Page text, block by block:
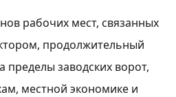
рабочих мест, связанных
продолжительный
пределы заводских ворот,
местной экономике и